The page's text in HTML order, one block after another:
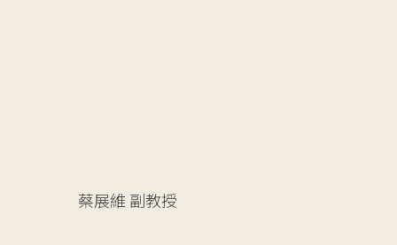
蔡展維 副教授